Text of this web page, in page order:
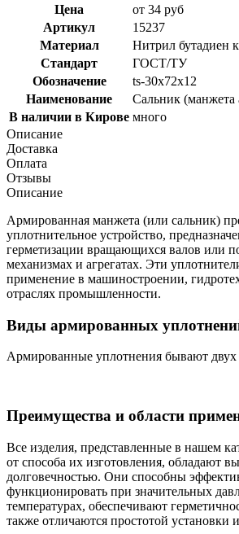
Цена
от 34 руб
Артикул
15237
Материал
Нитрил бутадиен
Стандарт
ГОСТ/ТУ
Обозначение
ts-30x72x12
Наименование
Сальник (манжета
В наличии в Кирове много
Описание
Доставка
Оплата
Отзывы
Описание
Армированная манжета (или сальник)
уплотнительное устройство,
герметизации вращающихся валов или
механизмах и агрегатах. Эти
применение в машиностроении,
отраслях промышленности.
Виды армированных
Армированные уплотнения бывают двух
Преимущества и области
Все изделия, представленные в нашем
от способа их изготовления, обладают
долговечностью. Они способны
функционировать при значительных
температурах, обеспечивают
также отличаются простотой установки